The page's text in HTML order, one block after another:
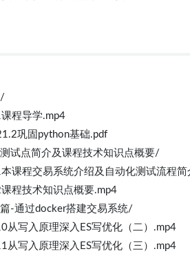
程导学.mp4
巩固python基础.pdf
试点简介及课程技术知识点概要/
程交易系统介绍及自动化测试流程简
程技术知识点概要.mp4
-通过docker搭建交易系统/
写入原理深入ES写优化（二）.mp4
写入原理深入ES写优化（三）.mp4